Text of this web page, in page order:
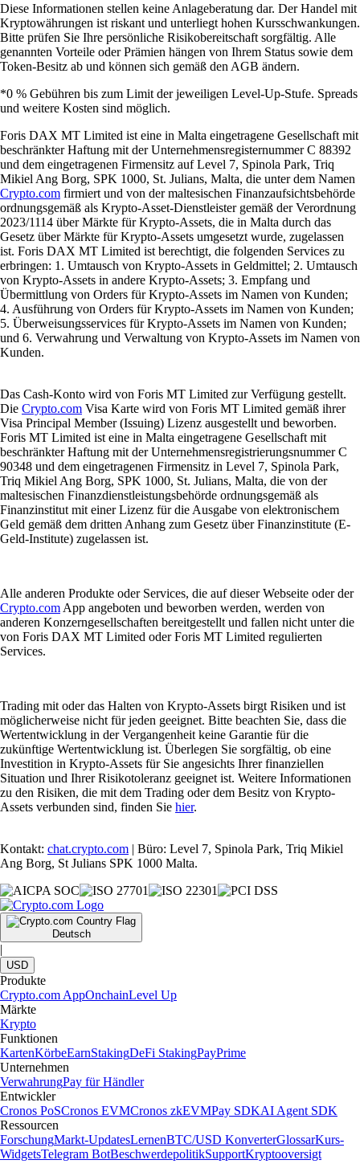
Diese Informationen stellen keine Anlageberatung dar. Der Handel mit
Kryptowährungen ist riskant und unterliegt hohen Kursschwankungen.
Bitte prüfen Sie Ihre persönliche Risikobereitschaft sorgfältig. Alle
genannten Vorteile oder Prämien hängen von Ihrem Status sowie dem
Token-Besitz ab und können sich gemäß den AGB ändern.
*0 % Gebühren bis zum Limit der jeweiligen Level-Up-Stufe. Spreads
und weitere Kosten sind möglich.
Foris DAX MT Limited ist eine in Malta eingetragene Gesellschaft mit
beschränkter Haftung mit der Unternehmensregisternummer C 88392
und dem eingetragenen Firmensitz auf Level 7, Spinola Park, Triq
Mikiel Ang Borg, SPK 1000, St. Julians, Malta, die unter dem Namen
Crypto.com firmiert und von der maltesischen Finanzaufsichtsbehörde
ordnungsgemäß als Krypto-Asset-Dienstleister gemäß der Verordnung
2023/1114 über Märkte für Krypto-Assets, die in Malta durch das
Gesetz über Märkte für Krypto-Assets umgesetzt wurde, zugelassen
ist. Foris DAX MT Limited ist berechtigt, die folgenden Services zu
erbringen: 1. Umtausch von Krypto-Assets in Geldmittel; 2. Umtausch
von Krypto-Assets in andere Krypto-Assets; 3. Empfang und
Übermittlung von Orders für Krypto-Assets im Namen von Kunden;
4. Ausführung von Orders für Krypto-Assets im Namen von Kunden;
5. Überweisungsservices für Krypto-Assets im Namen von Kunden;
und 6. Verwahrung und Verwaltung von Krypto-Assets im Namen von
Kunden.
Das Cash-Konto wird von Foris MT Limited zur Verfügung gestellt.
Die Crypto.com Visa Karte wird von Foris MT Limited gemäß ihrer
Visa Principal Member (Issuing) Lizenz ausgestellt und beworben.
Foris MT Limited ist eine in Malta eingetragene Gesellschaft mit
beschränkter Haftung mit der Unternehmensregistrierungsnummer C
90348 und dem eingetragenen Firmensitz in Level 7, Spinola Park,
Triq Mikiel Ang Borg, SPK 1000, St. Julians, Malta, die von der
maltesischen Finanzdienstleistungsbehörde ordnungsgemäß als
Finanzinstitut mit einer Lizenz für die Ausgabe von elektronischem
Geld gemäß dem dritten Anhang zum Gesetz über Finanzinstitute (E-
Geld-Institute) zugelassen ist.
Alle anderen Produkte oder Services, die auf dieser Webseite oder der
Crypto.com App angeboten und beworben werden, werden von
anderen Konzerngesellschaften bereitgestellt und fallen nicht unter die
von Foris DAX MT Limited oder Foris MT Limited regulierten
Services.
Trading mit oder das Halten von Krypto-Assets birgt Risiken und ist
möglicherweise nicht für jeden geeignet. Bitte beachten Sie, dass die
Wertentwicklung in der Vergangenheit keine Garantie für die
zukünftige Wertentwicklung ist. Überlegen Sie sorgfältig, ob eine
Investition in Krypto-Assets für Sie angesichts Ihrer finanziellen
Situation und Ihrer Risikotoleranz geeignet ist. Weitere Informationen
zu den Risiken, die mit dem Trading oder dem Besitz von Krypto-
Assets verbunden sind, finden Sie hier.
Kontakt: chat.crypto.com | Büro: Level 7, Spinola Park, Triq Mikiel
Ang Borg, St Julians SPK 1000 Malta.
Deutsch
|
USD
Produkte
Crypto.com AppOnchainLevel Up
Märkte
Krypto
Funktionen
KartenKörbeEarnStakingDeFi StakingPayPrime
Unternehmen
VerwahrungPay für Händler
Entwickler
Cronos PoSCronos EVMCronos zkEVMPay SDKAI Agent SDK
Ressourcen
ForschungMarkt-UpdatesLernenBTC/USD KonverterGlossarKurs-
WidgetsTelegram BotBeschwerdepolitikSupportKryptooversigt